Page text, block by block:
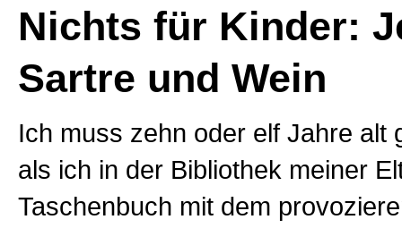
Nichts für Kinder:
Sartre und Wein
Ich muss zehn oder elf Jahre alt
als ich in der Bibliothek meiner
Taschenbuch mit dem